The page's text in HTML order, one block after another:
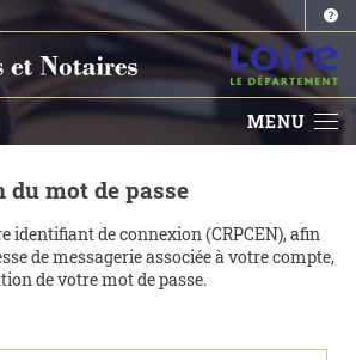
MENU
mot de passe
identifiant de connexion (CRPCEN), afin
de messagerie associée à votre compte,
de votre mot de passe.